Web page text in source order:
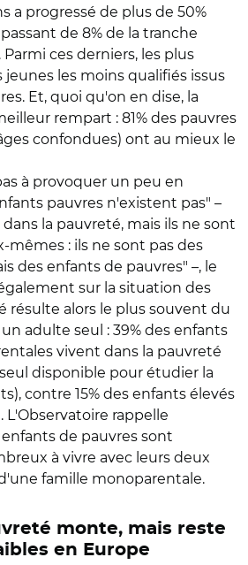
a progressé de plus de 50%
de 8% de la tranche
Parmi ces derniers, les plus
jeunes les moins qualifiés issus
Et, quoi qu'on en dise, la
rempart : 81% des pauvres
confondues) ont au mieux le
à provoquer un peu en
pauvres n'existent pas" –
la pauvreté, mais ils ne sont
mêmes : ils ne sont pas des
des enfants de pauvres" –, le
sur la situation des
résulte alors le plus souvent du
adulte seul : 39% des enfants
vivent dans la pauvreté
disponible pour étudier la
contre 15% des enfants élevés
L'Observatoire rappelle
de pauvres sont
à vivre avec leurs deux
famille monoparentale.
monte, mais reste
en Europe